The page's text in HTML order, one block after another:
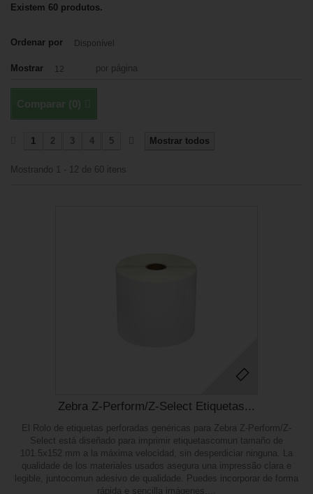
Existem 60 produtos.
Ordenar por Disponível
Mostrar 12 por página
Comparar (0)
Mostrar todos
1 2 3 4 5
Mostrando 1 - 12 de 60 itens
Zebra Z-Perform/Z-Select Etiquetas...
El Rolo de etiquetas perforadas genéricas para Zebra Z-Perform/Z-
Select está diseñado para imprimir etiquetascomun tamaño de
101.5x152 mm a la máxima velocidad, sin desperdiciar ninguna. La
qualidade de los materiales usados asegura una impressão clara e
legible, juntocomun adesivo de qualidade. Puedes incorporar de forma
rápida e sencilla imágenes,...